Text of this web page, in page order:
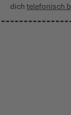
dichtelefonisch